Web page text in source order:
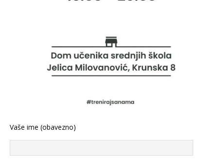
Vaše ime (obavezno)